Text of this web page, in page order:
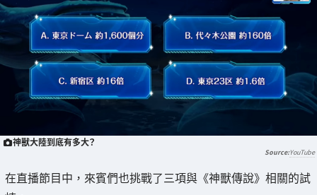
神獸大陸到底有多大？
YouTube
在直播節目中，來賓們也挑戰了三項與《神獸傳說》相關的試